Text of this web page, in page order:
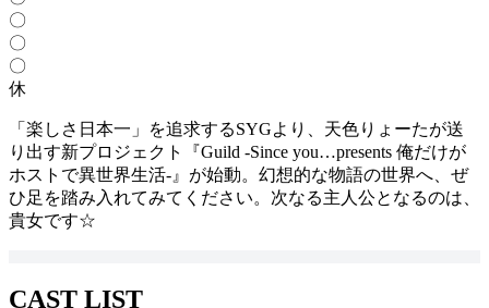
〇
〇
〇
休
「楽しさ日本一」を追求するSYGより、天色りょーたが送
り出す新プロジェクト『Guild -Since you…presents 俺だけが
ホストで異世界生活-』が始動。幻想的な物語の世界へ、ぜ
ひ足を踏み入れてみてください。次なる主人公となるのは、
貴女です☆
CAST LIST